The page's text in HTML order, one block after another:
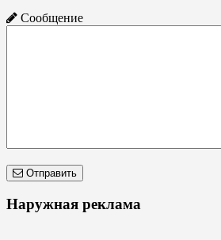
Сообщение
Отправить
Наружная реклама